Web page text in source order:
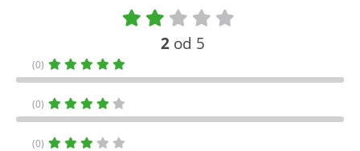
2 od 5
(0)
(0)
(0)